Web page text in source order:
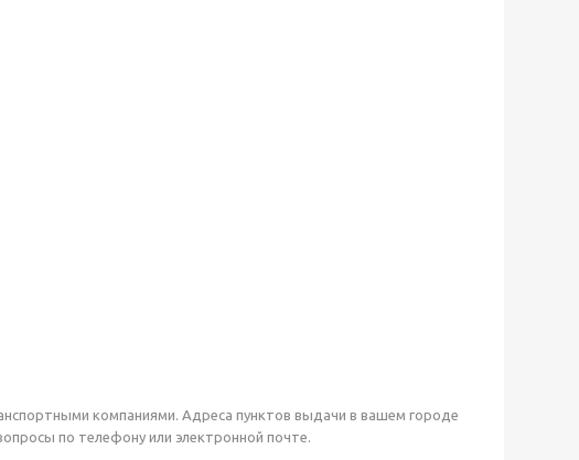
компаниями. Адреса пунктов выдачи в вашем городе
по телефону или электронной почте.